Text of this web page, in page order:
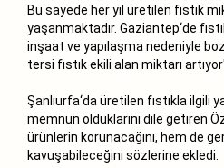
Bu sayede her yıl üretilen fıstık
yaşanmaktadır. Gaziantep‘de
inşaat ve yapılaşma nedeniyle
tersi fıstık ekili alan miktarı
Şanlıurfa‘da üretilen fıstıkla ilgili
memnun olduklarını dile getiren
ürünlerin korunacağını, hem de
kavuşabileceğini sözlerine ekledi.